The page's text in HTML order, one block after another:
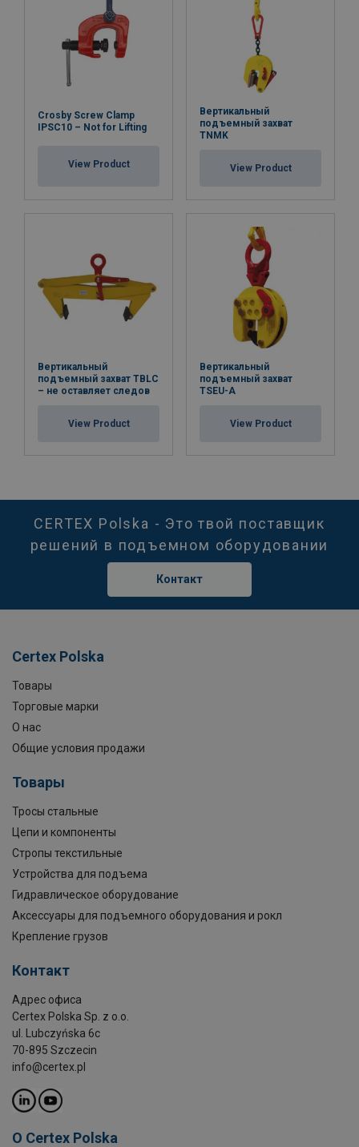
Crosby Screw Clamp
IPSC10 – Not for Lifting
View Product
Вертикальный
подъемный захват
TNMK
View Product
Вертикальный
подъемный захват TBLC
– не оставляет следов
View Product
Вертикальный
подъемный захват
TSEU-A
View Product
CERTEX Polska - Это твой поставщик
решений в подъемном оборудовании
Контакт
Certex Polska
Товары
Торговые марки
О нас
Общие условия продажи
Товары
Тросы стальные
Цепи и компоненты
Стропы текстильные
Устройства для подъема
Гидравлическое оборудование
Аксессуары для подъемного оборудования и рокл
Крепление грузов
Контакт
Адрес офиса
Certex Polska Sp. z o.o.
ul. Lubczyńska 6c
70-895 Szczecin
info@certex.pl
O Certex Polska